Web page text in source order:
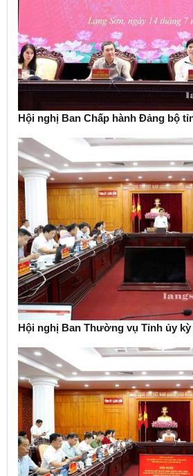
Hội nghị Ban Chấp hành Đảng bộ
Hội nghị Ban Thường vụ Tỉnh ủy kỳ